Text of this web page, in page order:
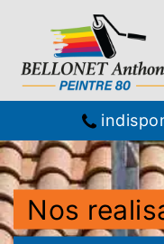
Nos